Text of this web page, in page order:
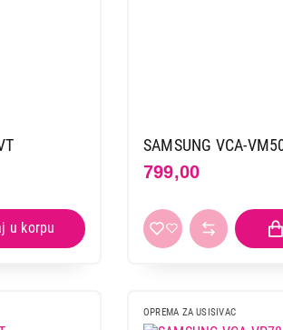
SAMSUNG VCA-
799,00
OPREMA ZA USISIVAC